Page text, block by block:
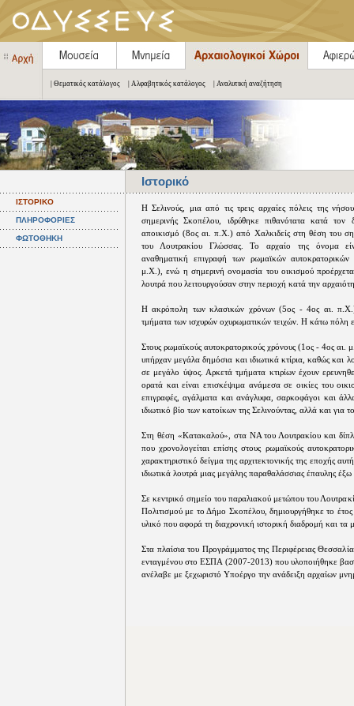
| Θεματικός κατάλογος | Αλφαβητικός κατάλογος | Αναλυτική αναζήτηση
Ιστορικό
ΙΣΤΟΡΙΚΟ
ΠΛΗΡΟΦΟΡΙΕΣ
ΦΩΤΟΘΗΚΗ
Η Σελινούς, μια από τις τρεις αρχαίες πόλεις της
σημερινής Σκοπέλου, ιδρύθηκε πιθανότατα κατά τον
αποικισμό (8ος αι. π.Χ.) από Χαλκιδείς στη θέση του
του Λουτρακίου Γλώσσας. Το αρχαίο της όνομα
αναθηματική επιγραφή των ρωμαϊκών
μ.Χ.), ενώ η σημερινή ονομασία του οικισμού
λουτρά που λειτουργούσαν στην περιοχή κατά την
Η ακρόπολη των κλασικών χρόνων (5ος - 4ος αι.
τμήματα των ισχυρών οχυρωματικών τειχών. Η κάτω πόλη
Στους ρωμαϊκούς αυτοκρατορικούς χρόνους (1ος - 4ος αι.
υπήρχαν μεγάλα δημόσια και ιδιωτικά κτίρια, καθώς και
σε μεγάλο ύψος. Αρκετά τμήματα κτιρίων έχουν
ορατά και είναι επισκέψιμα ανάμεσα σε οικίες του
επιγραφές, αγάλματα και ανάγλυφα, σαρκοφάγοι και
ιδιωτικό βίο των κατοίκων της Σελινούντας, αλλά και για
Στη θέση «Κατακαλού», στα ΝΑ του Λουτρακίου και
που χρονολογείται επίσης στους ρωμαϊκούς
χαρακτηριστικό δείγμα της αρχιτεκτονικής της εποχής
ιδιωτικά λουτρά μιας μεγάλης παραθαλάσσιας έπαυλης
Σε κεντρικό σημείο του παραλιακού μετώπου του
Πολιτισμού με το Δήμο Σκοπέλου, δημιουργήθηκε το
υλικό που αφορά τη διαχρονική ιστορική διαδρομή και τα
Στα πλαίσια του Προγράμματος της Περιφέρειας
ενταγμένου στο ΕΣΠΑ (2007-2013) που υλοποιήθηκε
ανέλαβε με ξεχωριστό Υποέργο την ανάδειξη αρχαίων